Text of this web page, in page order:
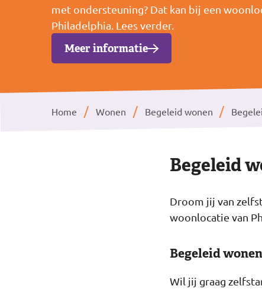
met ondersteuning? Dat kan bij een
Philadelphia. Lees verder.
Meer informatie
Home Wonen Begeleid wonen
Begeleid
Droom jij van
woonlocatie van
Begeleid
Wil jij graag